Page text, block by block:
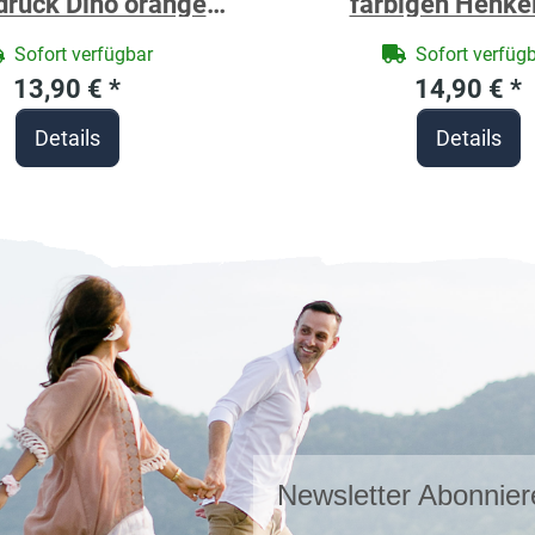
Sofort verfügbar
13,90 € *
Details
Motivdruck
Sofort
14,90 € *
Details
Newsletter